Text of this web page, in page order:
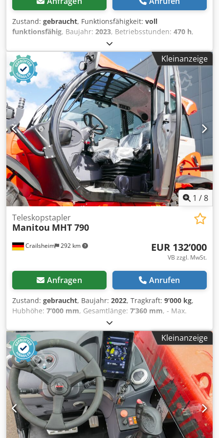
Zustand: gebraucht, Funktionsfähigkeit: voll
funktionsfähig, Baujahr: 2023, Betriebsstunden: 470 h,
, Hubhöhe:5’850 mm
Diesel, Bauhöhe:1’920 mm, Leergewicht:4’800 kg,
Antriebsart:
Diesel, Baubreite:1’810 mm, Teleskopstapler
starr Lastschwerpunkt: 500 Zustand Technisch: sehr gut
Bereifung vorne Typ: Pneumatisch Bereifung vorne Grösse:
12-16,5 Bereifung vorne Zustand: 80 - 100% Bereifung
hinten Typ: Pneumatisch Bereifung hinten Grösse: 12-16,5
Bereifung hinten Zustand: 80 - 100% Batterie Volt: 12V
Djdpfxov Ntfyj Aiteck Bild dient als Symboldarstellung -
Gabelträger - Innenrückspiegel - Antenne Radio -
Radiovorbereitung - Info zusätzliche Hydraulikfunktion -
Abschaltung Neigefunktion JSM - Sonnenblende Front
Dachscheibe - Rückspiegel am Heck der Maschine -
Dachscheibenwischer - Stromkabel 95mm - Motorheizung -
Dieselvorwärmer - EU-Ausführung - Easy Link STD Modul 3.
Ventil, Arbeitsscheinwerfer hinten, Arbeitsscheinwerfer
vorn, Russfilter, Vollkabine, CE Zertifikat,
Kleinanzeige
1 /8
Crailsheim 292 km
Teleskopstapler
Manitou MHT 790
EUR 132’000
VB zzgl. MwSt.
Anfragen Anrufen
Zustand: gebraucht, Baujahr: 2022, Tragkraft: 9’000 kg,
Hubhöhe: 7’000 mm, Gesamtlänge: 7’360 mm, - Max.
Tragfähigkeit bei 600 mm LSP 9 000 kg - Max. Hubhöhe
6.84 m - Max. Reichweite 3.72 m - Heben 9.2 s - Senken 7.8
s - Teleskop Ausfahren 6.6 s - Teleskop Einfahren 6.1 s -
Betriebsbremse Ölbad Lamellenbremse an Vorder- und
Hinterachse - Parkbremse Automatische Negativbremse -
Hubraum 4.5 l - Leistung 141 PS / 104 kW - Max.
Drehmoment 534 Nm / 1500 U/min - Einspritzung direkt -
Zugleistung (unter Last) 10.905 daN Dcodpfx Aoztgdmsitok
- Steigfähigkeit (beladen) 48% - Getriebe hydrostatisch -
Fahrtrichtungswahl elektro-hydraulisch - Anzahl Gänge
vorwärts / rückwärts 2/2 - Max. Fahrgeschwindigkeit 30
km/h - Achsen DANA - Lenkarten Allradlenkung mit 3
Kleinanzeige